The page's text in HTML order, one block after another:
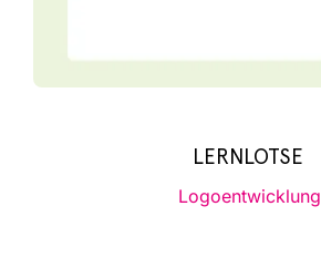
LERNLOTSE
Logo­ent­wick­lung